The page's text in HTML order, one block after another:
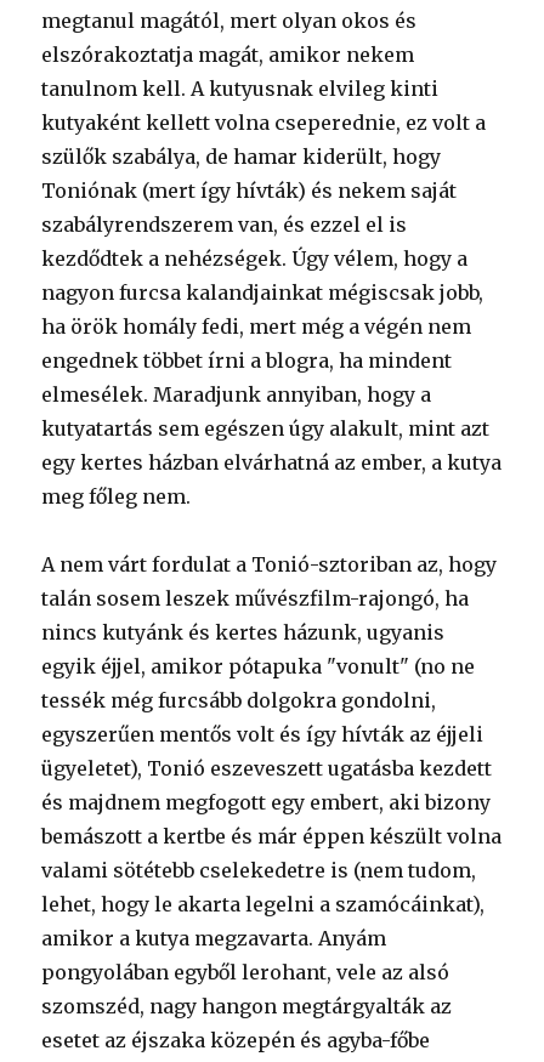
megtanul magától, mert olyan okos és
elszórakoztatja magát, amikor nekem
tanulnom kell. A kutyusnak elvileg kinti
kutyaként kellett volna cseperednie, ez volt a
szülők szabálya, de hamar kiderült, hogy
Toniónak (mert így hívták) és nekem saját
szabályrendszerem van, és ezzel el is
kezdődtek a nehézségek. Úgy vélem, hogy a
nagyon furcsa kalandjainkat mégiscsak jobb,
ha örök homály fedi, mert még a végén nem
engednek többet írni a blogra, ha mindent
elmesélek. Maradjunk annyiban, hogy a
kutyatartás sem egészen úgy alakult, mint azt
egy kertes házban elvárhatná az ember, a kutya
meg főleg nem.
A nem várt fordulat a Tonió-sztoriban az, hogy
talán sosem leszek művészfilm-rajongó, ha
nincs kutyánk és kertes házunk, ugyanis
egyik éjjel, amikor pótapuka "vonult" (no ne
tessék még furcsább dolgokra gondolni,
egyszerűen mentős volt és így hívták az éjjeli
ügyeletet), Tonió eszeveszett ugatásba kezdett
és majdnem megfogott egy embert, aki bizony
bemászott a kertbe és már éppen készült volna
valami sötétebb cselekedetre is (nem tudom,
lehet, hogy le akarta legelni a szamócáinkat),
amikor a kutya megzavarta. Anyám
pongyolában egyből lerohant, vele az alsó
szomszéd, nagy hangon megtárgyalták az
esetet az éjszaka közepén és agyba-főbe